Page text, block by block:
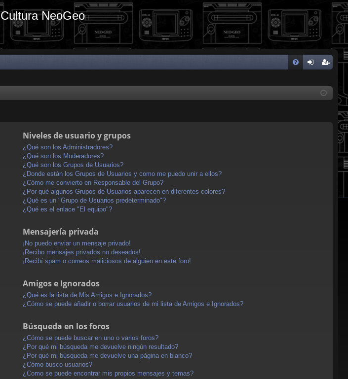
Cultura NeoGeo
ist
Niveles de usuario y grupos
¿Qué son los Administradores?
¿Qué son los Moderadores?
¿Qué son los Grupos de Usuarios?
¿Donde están los Grupos de Usuarios y como me puedo unir a ellos?
¿Cómo me convierto en Responsable del Grupo?
¿Por qué algunos Grupos de Usuarios aparecen en diferentes colores?
¿Qué es un "Grupo de Usuarios predeterminado"?
¿Qué es el enlace "El equipo"?
Mensajería privada
¡No puedo enviar un mensaje privado!
¡Recibo mensajes privados no deseados!
¡Recibí spam o correos maliciosos de alguien en este foro!
Amigos e Ignorados
¿Qué es la lista de Mis Amigos e Ignorados?
¿Cómo se puede añadir o borrar usuarios de mi lista de Amigos e Ignorados?
Búsqueda en los foros
¿Cómo se puede buscar en uno o varios foros?
¿Por qué mi búsqueda me devuelve ningún resultado?
¿Por qué mi búsqueda me devuelve una página en blanco?
¿Cómo busco usuarios?
¿Como se puede encontrar mis propios mensajes y temas?